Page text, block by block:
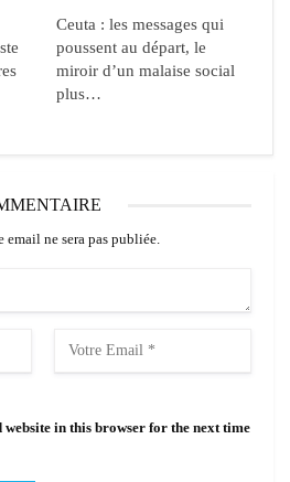
Ceuta : les messages qui
poussent au départ, le
miroir d’un malaise social
plus…
email ne sera pas publiée.
website in this browser for the next time